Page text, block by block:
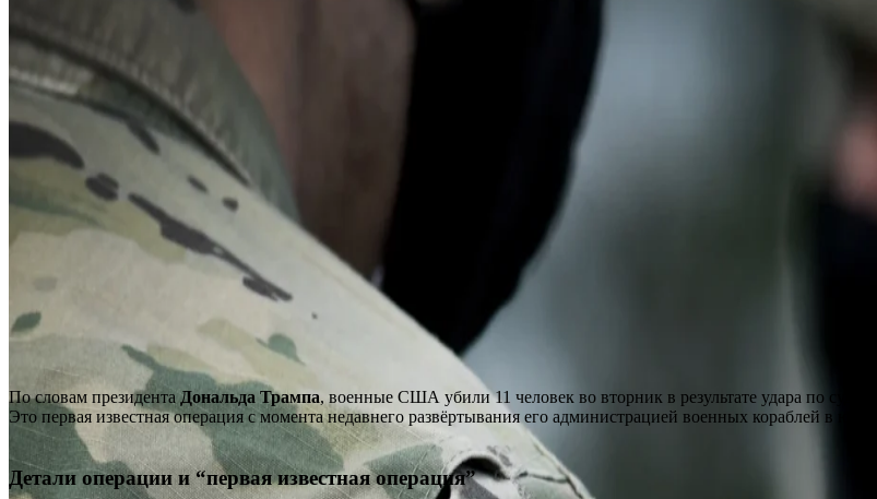
По словам президентаДональда Трампа, военные США убили 11 человек во вторник в результате удара по
Это первая известная операция с момента недавнего развёртывания его администрацией военных кораблей в
Детали операции и “первая известная операция”